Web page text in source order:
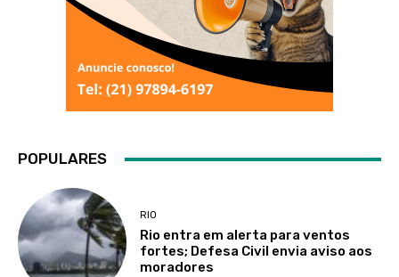
POPULARES
RIO
Rio entra em alerta para ventos
fortes; Defesa Civil envia aviso aos
moradores